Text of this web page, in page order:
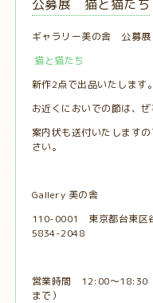
公募展 猫と猫たち
ギャラリー美の舎 公募展
猫と猫たち
新作2点で出品いたします。
お近くにおいでの節は、
案内状も送付いたします
さい。
Gallery 美の舎
110-0001 東京都台東
5834-2048
営業時間 12:00〜18:30
まで）